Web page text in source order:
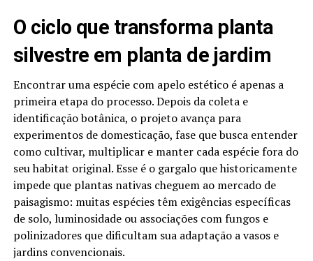
O ciclo que transforma planta
silvestre em planta de jardim
Encontrar uma espécie com apelo estético é apenas a
primeira etapa do processo. Depois da coleta e
identificação botânica, o projeto avança para
experimentos de domesticação, fase que busca entender
como cultivar, multiplicar e manter cada espécie fora do
seu habitat original. Esse é o gargalo que historicamente
impede que plantas nativas cheguem ao mercado de
paisagismo: muitas espécies têm exigências específicas
de solo, luminosidade ou associações com fungos e
polinizadores que dificultam sua adaptação a vasos e
jardins convencionais.